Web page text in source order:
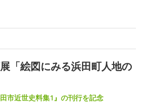
「絵図にみる浜田町人地の
田市近世史料集1』の刊行を記念